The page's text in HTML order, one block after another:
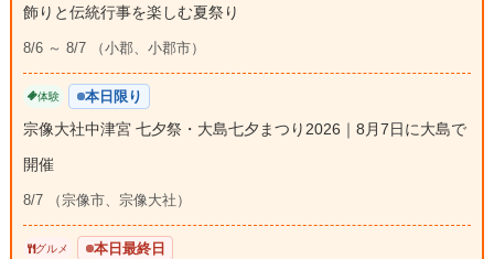
飾りと伝統行事を楽しむ夏祭り
8/6 ～ 8/7 （小郡、小郡市）
体験 本日限り
宗像大社中津宮 七夕祭・大島七夕まつり2026｜8月7日に大島で
開催
8/7 （宗像市、宗像大社）
グルメ 本日最終日